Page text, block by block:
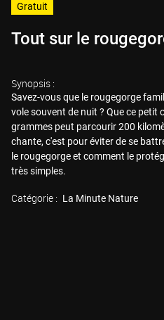
Gratuit
Tout sur le
Synopsis :
Savez-vous que le rougegorge
vole souvent de nuit ? Que ce petit
grammes peut parcourir 200
chante, c'est pour éviter de se
le rougegorge et comment le
très simples.
Catégorie : La Minute Nature